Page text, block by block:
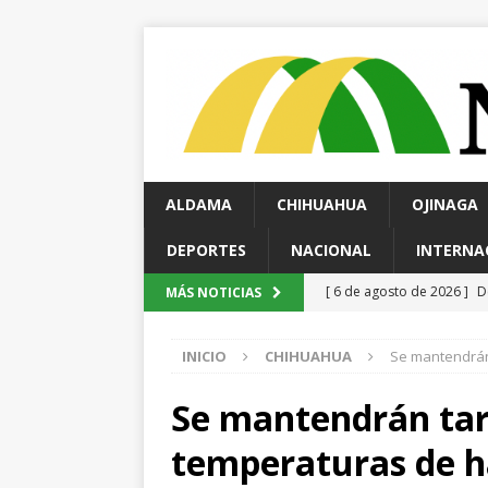
ALDAMA CHIHUAHUA OJINAGA
DEPORTES NACIONAL
MÁS NOTICIAS [ 6 de agosto de 2026 ]
[ 6 de agosto de 2026 ]
Salud en el municipio de
Ampliación; investigan
INICIO CHIHUAHUA Se
Se mantendrán
temperaturas de